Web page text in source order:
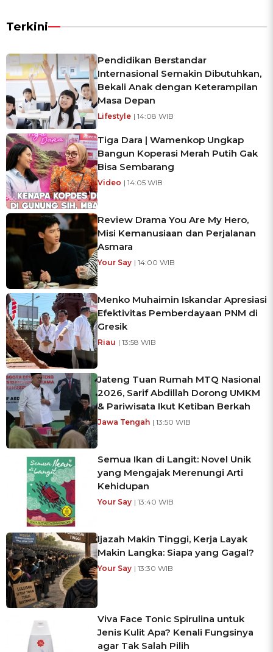
Terkini
Pendidikan Berstandar
Internasional Semakin Dibutuhkan,
Bekali Anak dengan Keterampilan
Masa Depan
Lifestyle | 14:08 WIB
Tiga Dara | Wamenkop Ungkap
Bangun Koperasi Merah Putih Gak
Bisa Sembarang
Video | 14:05 WIB
Review Drama You Are My Hero,
Misi Kemanusiaan dan Perjalanan
Asmara
Your Say | 14:00 WIB
Menko Muhaimin Iskandar Apresiasi
Efektivitas Pemberdayaan PNM di
Gresik
Riau | 13:58 WIB
Jateng Tuan Rumah MTQ Nasional
2026, Sarif Abdillah Dorong UMKM
& Pariwisata Ikut Ketiban Berkah
Jawa Tengah | 13:50 WIB
Semua Ikan di Langit: Novel Unik
yang Mengajak Merenungi Arti
Kehidupan
Your Say | 13:40 WIB
Ijazah Makin Tinggi, Kerja Layak
Makin Langka: Siapa yang Gagal?
Your Say | 13:30 WIB
Viva Face Tonic Spirulina untuk
Jenis Kulit Apa? Kenali Fungsinya
agar Tak Salah Pilih